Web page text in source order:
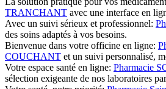
TRANCHANT avec une interface en
Avec un suivi sérieux et professionnel:
des soins adaptés à vos besoins.
Bienvenue dans votre officine en ligne:
COUCHANT et un suivi personnalisé,
Votre espace santé en ligne: Pharmacie
sélection exigeante de nos laboratoires